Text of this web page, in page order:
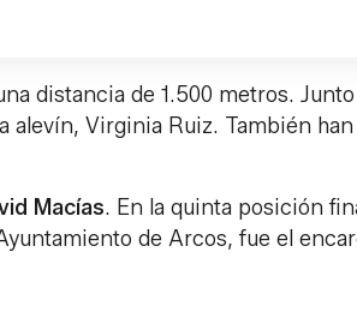
distancia de 1.500 metros.
alevín, Virginia Ruiz. También han
Macías. En la quinta posición
de Arcos, fue el